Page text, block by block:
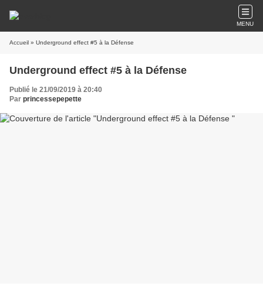
MENU
Accueil » Underground effect #5 à la Défense
Underground effect #5 à la Défense
Publié le 21/09/2019 à 20:40
Par princessepepette